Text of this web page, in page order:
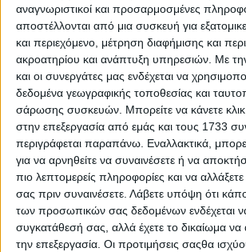
αναγνωριστικοί και προσαρμοσμένες
αποστέλλονται από μια συσκευή για
και περιεχόμενο, μέτρηση διαφήμισης και
ακροατηρίου και ανάπτυξη υπηρεσιών. Με
και οι συνεργάτες μας ενδέχεται να
δεδομένα γεωγραφικής τοποθεσίας και
σάρωσης συσκευών. Μπορείτε να κάνετε κλικ
στην επεξεργασία από εμάς και τους 1733
περιγράφεται παραπάνω. Εναλλακτικά,
για να αρνηθείτε να συναινέσετε ή να
πιο λεπτομερείς πληροφορίες και να αλλάξετε
σας πριν συναινέσετε. Λάβετε υπόψη ότι
των προσωπικών σας δεδομένων ενδέχεται
συγκατάθεσή σας, αλλά έχετε το δικαίωμα να
την επεξεργασία. Οι προτιμήσεις σαςθα
Mercedes-Benz: Στο επίκεντρο του
γυναικείου τουρνουά WTA 250 Athens